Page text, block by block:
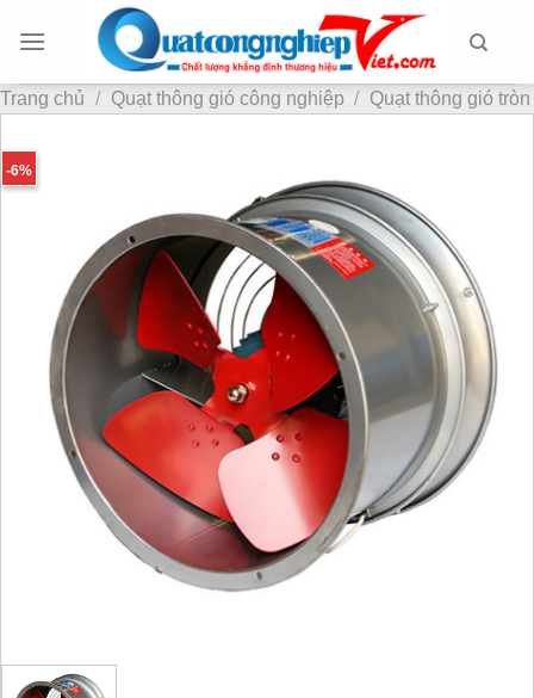
đến
dung
Trang chủ / Quạt thông gió công nghiệp / Quạt thông gió tròn
-6%